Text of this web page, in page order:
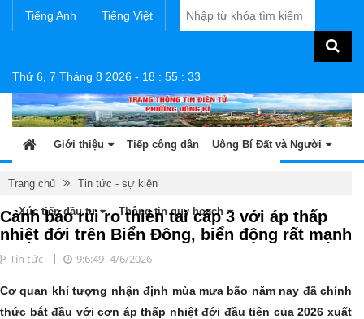
Tiếng Anh Tiếng Việt
Thứ 6, 7 Tháng 8 2026 - 18 : 55 : 34
Giới thiệu Tiếp công dân Uông Bí Đất và Người
Tin tức - sự kiện Sản phẩm OCOP
Xúc tiến đầu tư Thông tin quy hoạch
Trang chủ Tin tức - sự kiện
Cảnh báo rủi ro thiên tai cấp 3 với áp thấp
nhiệt đới trên Biển Đông, biển động rất mạnh
Tin tức 9:6:49 -4/6/2026
Cơ quan khí tượng nhận định mùa mưa bão năm nay đã chính
thức bắt đầu với cơn áp thấp nhiệt đới đầu tiên của 2026 xuất